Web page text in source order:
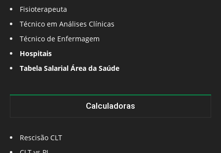
Fisioterapeuta
Técnico em Análises Clínicas
Técnico de Enfermagem
Hospitais
Tabela Salarial Área da Saúde
Calculadoras
Rescisão CLT